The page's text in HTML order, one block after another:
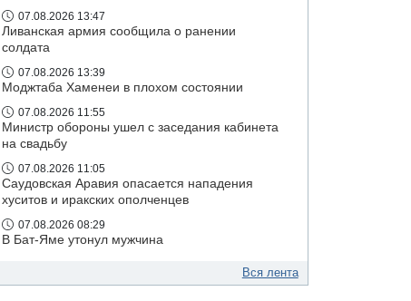
07.08.2026 13:47
Ливанская армия сообщила о ранении
солдата
07.08.2026 13:39
Моджтаба Хаменеи в плохом состоянии
07.08.2026 11:55
Министр обороны ушел с заседания кабинета
на свадьбу
07.08.2026 11:05
Саудовская Аравия опасается нападения
хуситов и иракских ополченцев
07.08.2026 08:29
В Бат-Яме утонул мужчина
Вся лента